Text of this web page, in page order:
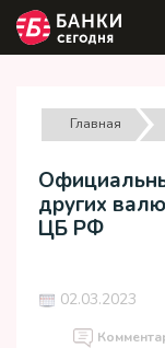
Главная
других
ЦБ РФ
02.03.2023